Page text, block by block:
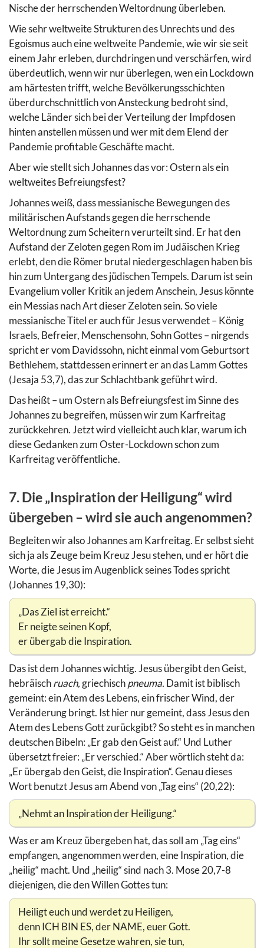
Nische der herrschenden Weltordnung überleben.
Wie sehr weltweite Strukturen des Unrechts und des
Egoismus auch eine weltweite Pandemie, wie wir sie seit
einem Jahr erleben, durchdringen und verschärfen, wird
überdeutlich, wenn wir nur überlegen, wen ein Lockdown
am härtesten trifft, welche Bevölkerungsschichten
überdurchschnittlich von Ansteckung bedroht sind,
welche Länder sich bei der Verteilung der Impfdosen
hinten anstellen müssen und wer mit dem Elend der
Pandemie profitable Geschäfte macht.
Aber wie stellt sich Johannes das vor: Ostern als ein
weltweites Befreiungsfest?
Johannes weiß, dass messianische Bewegungen des
militärischen Aufstands gegen die herrschende
Weltordnung zum Scheitern verurteilt sind. Er hat den
Aufstand der Zeloten gegen Rom im Judäischen Krieg
erlebt, den die Römer brutal niedergeschlagen haben bis
hin zum Untergang des jüdischen Tempels. Darum ist sein
Evangelium voller Kritik an jedem Anschein, Jesus könnte
ein Messias nach Art dieser Zeloten sein. So viele
messianische Titel er auch für Jesus verwendet – König
Israels, Befreier, Menschensohn, Sohn Gottes – nirgends
spricht er vom Davidssohn, nicht einmal vom Geburtsort
Bethlehem, stattdessen erinnert er an das Lamm Gottes
(Jesaja 53,7), das zur Schlachtbank geführt wird.
Das heißt – um Ostern als Befreiungsfest im Sinne des
Johannes zu begreifen, müssen wir zum Karfreitag
zurückkehren. Jetzt wird vielleicht auch klar, warum ich
diese Gedanken zum Oster-Lockdown schon zum
Karfreitag veröffentliche.
7. Die „Inspiration der Heiligung“ wird
übergeben – wird sie auch angenommen?
Begleiten wir also Johannes am Karfreitag. Er selbst sieht
sich ja als Zeuge beim Kreuz Jesu stehen, und er hört die
Worte, die Jesus im Augenblick seines Todes spricht
(Johannes 19,30):
„Das Ziel ist erreicht.“
Er neigte seinen Kopf,
er übergab die Inspiration.
Das ist dem Johannes wichtig. Jesus übergibt den Geist,
hebräischruach, griechischpneuma. Damit ist biblisch
gemeint: ein Atem des Lebens, ein frischer Wind, der
Veränderung bringt. Ist hier nur gemeint, dass Jesus den
Atem des Lebens Gott zurückgibt? So steht es in manchen
deutschen Bibeln: „Er gab den Geist auf.“ Und Luther
übersetzt freier: „Er verschied.“ Aber wörtlich steht da:
„Er übergab den Geist, die Inspiration“. Genau dieses
Wort benutzt Jesus am Abend von „Tag eins“ (20,22):
„Nehmt an Inspiration der Heiligung.“
Was er am Kreuz übergeben hat, das soll am „Tag eins“
empfangen, angenommen werden, eine Inspiration, die
„heilig“ macht. Und „heilig“ sind nach 3. Mose 20,7-8
diejenigen, die den Willen Gottes tun:
Heiligt euch und werdet zu Heiligen,
denn ICH BIN ES, der NAME, euer Gott.
Ihr sollt meine Gesetze wahren, sie tun,